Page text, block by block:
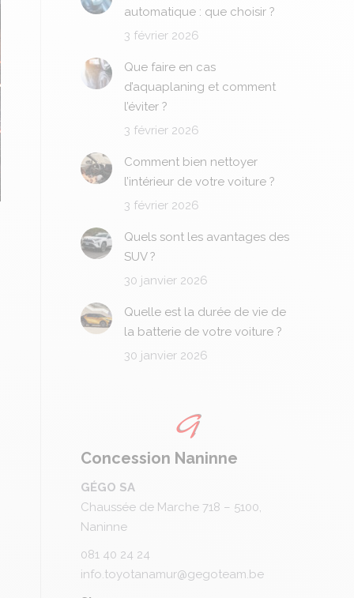
automatique : que choisir ?
3 février 2026
Que faire en cas
d’aquaplaning et comment
l’éviter ?
3 février 2026
Comment bien nettoyer
l’intérieur de votre voiture ?
3 février 2026
Quels sont les avantages des
SUV ?
30 janvier 2026
Quelle est la durée de vie de
la batterie de votre voiture ?
30 janvier 2026
Concession Naninne
GÉGO SA
Chaussée de Marche 718 – 5100,
Naninne
081 40 24 24
info.toyotanamur@gegoteam.be